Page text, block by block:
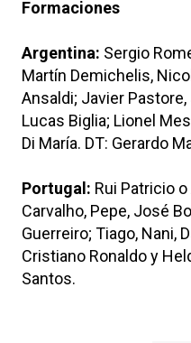
Formaciones
Argentina: Sergio
Martín Demichelis,
Ansaldi; Javier
Lucas Biglia; Lionel
Di María. DT: Gerardo
Portugal: Rui Patricio
Carvalho, Pepe, José
Guerreiro; Tiago, Nani,
Cristiano Ronaldo y
Santos.